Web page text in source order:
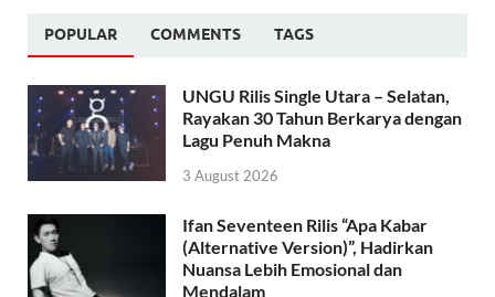
POPULAR COMMENTS TAGS
UNGU Rilis Single Utara – Selatan,
Rayakan 30 Tahun Berkarya dengan
Lagu Penuh Makna
3 August 2026
Ifan Seventeen Rilis “Apa Kabar
(Alternative Version)”, Hadirkan
Nuansa Lebih Emosional dan
Mendalam